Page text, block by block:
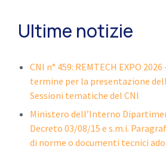
Ultime notizie
CNI n° 459: REMTECH EXPO
termine per la presentazione
Sessioni tematiche del CNI
Ministero dell’Interno
Decreto 03/08/15 e s.m.i.
di norme o documenti tecnici